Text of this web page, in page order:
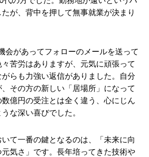
が、背中を押して無事就業が決まり
会があってフォローのメールを送って
苦労はありますが、元気に頑張って
らも力強い返信がありました。自分
その方の新しい「居場所」になって
億円の受注とは全く違う、心にじん
な深い喜びでした。
て一番の鍵となるのは、「未来に向
気さ」です。長年培ってきた技術や